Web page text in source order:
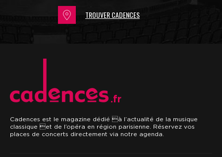
TROUVER CADENCES
.fr
Cadences est le magazine dédié à l’actualité de la musique
classique et de l’opéra en région parisienne. Réservez vos
places de concerts directement via notre agenda.